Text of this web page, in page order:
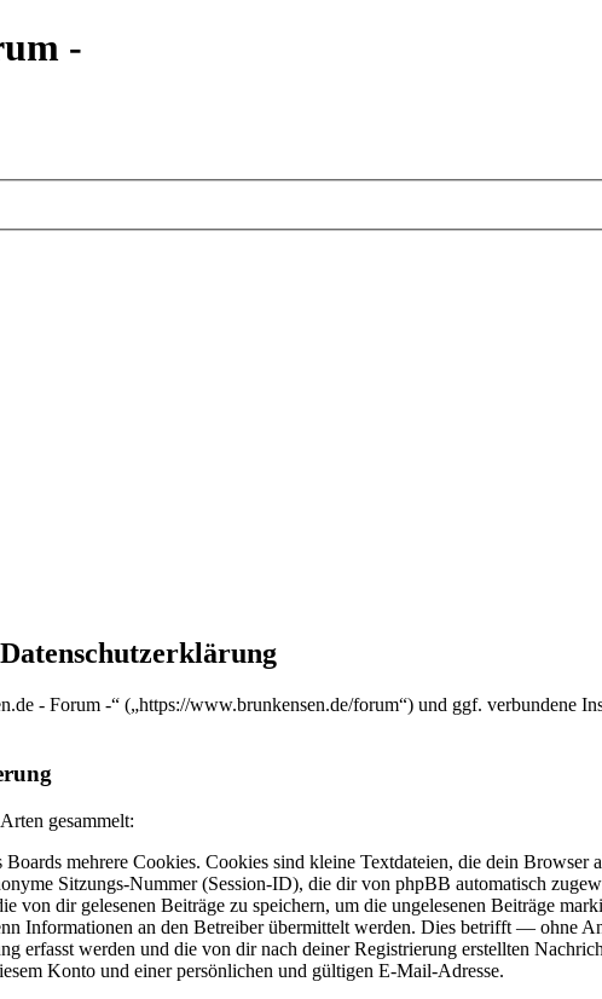
-
- Forum -“ („https://www.brunkensen.de/forum“) und ggf. verbundene
gesammelt:
mehrere Cookies. Cookies sind kleine Textdateien, die dein
Sitzungs-Nummer (Session-ID), die dir von phpBB automatisch
von dir gelesenen Beiträge zu speichern, um die ungelesenen Beiträge
Informationen an den Betreiber übermittelt werden. Dies betrifft — ohne
erfasst werden und die von dir nach deiner Registrierung erstellten
Konto und einer persönlichen und gültigen E-Mail-Adresse.